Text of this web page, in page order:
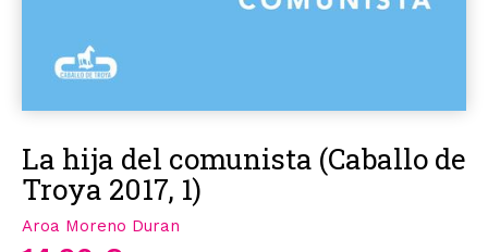
La hija del comunista (Caballo de
Troya 2017, 1)
Aroa Moreno Duran